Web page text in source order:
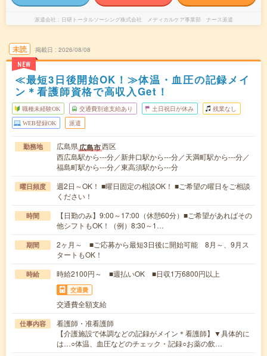
派遣会社 日研トータルソーシング株式会社 メディカルケア事業部 ナース派遣
未読
NEW
掲載日 2026/08/08
≪最短3日後開始OK！≫体温・血圧の記録メイ
ン＊看護師資格で高収入Get！
職種未経験OK 交通費別途支給あり 土日祝日が休み 残業なし
WEB登録OK 派遣
勤務地 広島県広島市西区
西広島駅から---分／新井口駅から---分／天満町駅から---分／
福島町駅から---分／東高須駅から---分
曜日頻度
週2日～OK！ ■曜日固定の相談OK！ ■ご希望の曜日をご相談
ください！
時間
【日勤のみ】9:00～17:00（休憩60分）■ご希望があればその
他シフトもOK！（例）8:30～1…
期間
2ヶ月～ ■ご応募から最短3日後に開始可能 8月～、9月ス
タートもOK！
時給 時給2100円～ ■週払いOK ■日収1万6800円以上
交通費
交通費全額支給
仕事内容
看護師・准看護師
【介護施設で体調などの記録がメイン＊看護師】▼具体的に
は…○体温、血圧などのチェック・記録○お薬の飲…